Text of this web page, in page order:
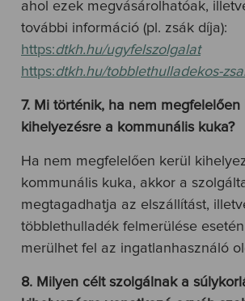
ahol ezek megvásárolhatóak,
további információ (pl. zsák díja):
https:dtkh.hu/ugyfelszolgalat
https:dtkh.hu/tobblethulladekos-
7. Mi történik, ha nem megfelelően
kihelyezésre a kommunális kuka?
Ha nem megfelelően kerül
kommunális kuka, akkor a
megtagadhatja az elszállítást,
többlethulladék felmerülése
merülhet fel az ingatlanhasználó
8. Milyen célt szolgálnak a